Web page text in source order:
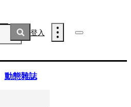
登入
動態雜誌